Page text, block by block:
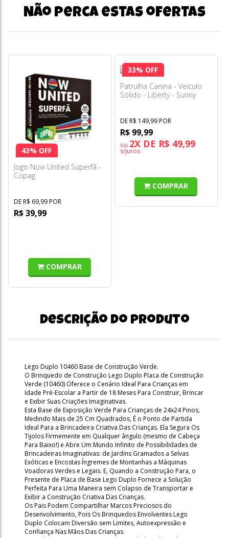
Não perca estas ofertas
43% OFF
Jogo Now United Superfã -
Copag
DE R$ 69,99 POR
R$ 39,99
COMPRAR
33% OFF
Patrulha Canina - Veículo
Sólido - Liberty - Sunny
DE R$ 149,99 POR
R$ 99,99
ou 2X DE R$ 49,99
s/juros
COMPRAR
Descrição do produto
Lego Duplo 10460 Base de Construção Verde.
O Brinquedo de Construção Lego Duplo Placa de Construção
Verde (10460) Oferece o Cenário Ideal Para Crianças em
Idade Pré-Escolar a Partir de 18 Meses Para Construir, Brincar
e Exibir Suas Criações Imaginativas.
Esta Base de Exposição Verde Para Crianças de 24x24 Pinos,
Medindo Mais de 25 Cm Quadrados, É o Ponto de Partida
Ideal Para a Brincadeira Criativa Das Crianças. Ela Segura Os
Tijolos Firmemente em Qualquer ângulo (mesmo de Cabeça
Para Baixo!) e Abre Um Mundo Infinito de Possibilidades de
Brincadeiras Imaginativas: de Jardins Gramados a Selvas
Exóticas e Encostas Íngremes de Montanhas a Máquinas
Voadoras Verdes e Legais. E, Quando a Construção Para, o
Presente de Placa de Base Lego Duplo Fornece a Solução
Perfeita Para Uma Maneira sem Colapso de Transportar e
Exibir a Construção Criativa Das Crianças.
Os Pais Podem Compartilhar Marcos Preciosos do
Desenvolvimento, Pois Os Brinquedos Envolventes Lego
Duplo Colocam Diversão sem Limites, Autoexpressão e
Confiança Nas Mãos Das Crianças.